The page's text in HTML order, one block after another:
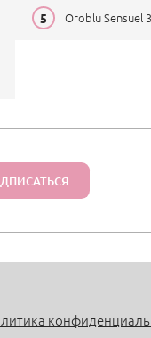
Oroblu Sensuel